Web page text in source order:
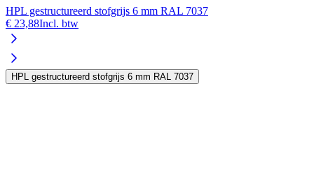
HPL gestructureerd stofgrijs 6 mm RAL 7037
€ 23,88Incl. btw
HPL gestructureerd stofgrijs 6 mm RAL 7037